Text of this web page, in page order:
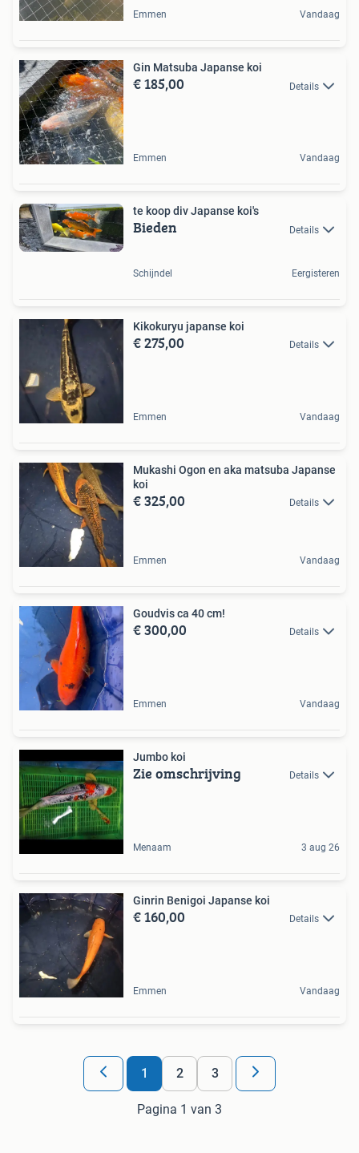
Emmen Vandaag
Gin Matsuba Japanse koi
€ 185,00 Details
Emmen Vandaag
te koop div Japanse koi's
Bieden Details
Schijndel Eergisteren
Kikokuryu japanse koi
€ 275,00 Details
Emmen Vandaag
Mukashi Ogon en aka matsuba Japanse
koi
€ 325,00 Details
Emmen Vandaag
Goudvis ca 40 cm!
€ 300,00 Details
Emmen Vandaag
Jumbo koi
Zie omschrijving Details
Menaam 3 aug 26
Ginrin Benigoi Japanse koi
€ 160,00 Details
Emmen Vandaag
1 2 3
Pagina 1 van 3